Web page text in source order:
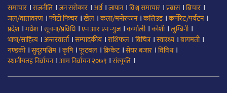
समाचार ।राजनीति ।जन सरोकार ।अर्थ।जापान।विश्व समाचार ।प्रबास।बिचार ।
जल/वातावरण ।फोटो फिचर ।खेल ।कला/मनोरन्जन।कलिउड।कर्पोरेट/पर्यटन।
प्रदेश।मधेश।सूचना/प्रविधि।एन आर एन न्युज।कर्णाली।कोशी।लुम्बिनी।
भाषा/साहित्य ।अन्तरवार्ता।सम्पादकीय ।राशिफल ।बिचित्र।स्वास्थ्य ।बागमती।
गण्डकी।सुदूरपश्चिम ।कृषि।फूटबल ।क्रिकेट।सेयर बजार ।विविध।
स्थानीयतह निर्वाचन।आम निर्वाचन २०७९ ।संस्कृति ।